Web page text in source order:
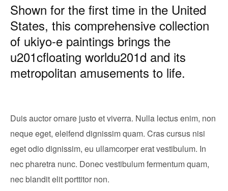
Shown for the first time in the United
States, this comprehensive collection
of ukiyo-e paintings brings the
u201cfloating worldu201d and its
metropolitan amusements to life.
Duis auctor ornare justo et viverra. Nulla lectus enim, non
neque eget, eleifend dignissim quam. Cras cursus nisi
eget odio dignissim, eu ullamcorper erat vestibulum. In
nec pharetra nunc. Donec vestibulum fermentum quam,
nec blandit elit porttitor non.